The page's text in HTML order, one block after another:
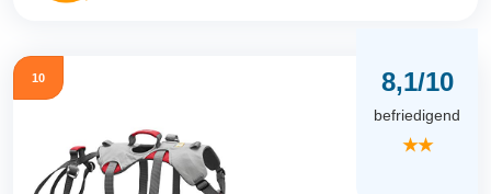
10 8,1/10
befriedigend
★★